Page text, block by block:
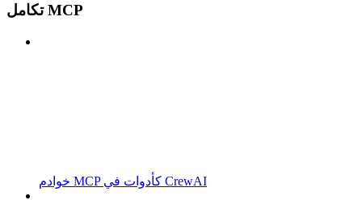
تكامل MCP
خوادم MCP كأدوات في CrewAI